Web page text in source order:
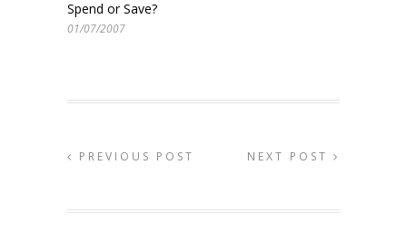
Spend or Save?
01/07/2007
PREVIOUS POST NEXT POST